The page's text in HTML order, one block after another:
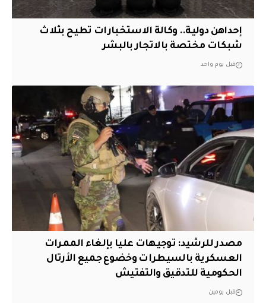
إحداهن دولية.. وكالة الاستخبارات تطيح بثلاث
شبكات مختصة بالاتجار بالبشر
قبل يوم واحد
مصدر للرشيد: توجيهات عليا بإلغاء الممرات
العسكرية بالسيطرات وخضوع جميع الأرتال
الحكومية للتدقيق والتفتيش
قبل يومين